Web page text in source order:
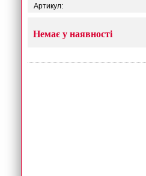
Артикул:
Немає у наявності